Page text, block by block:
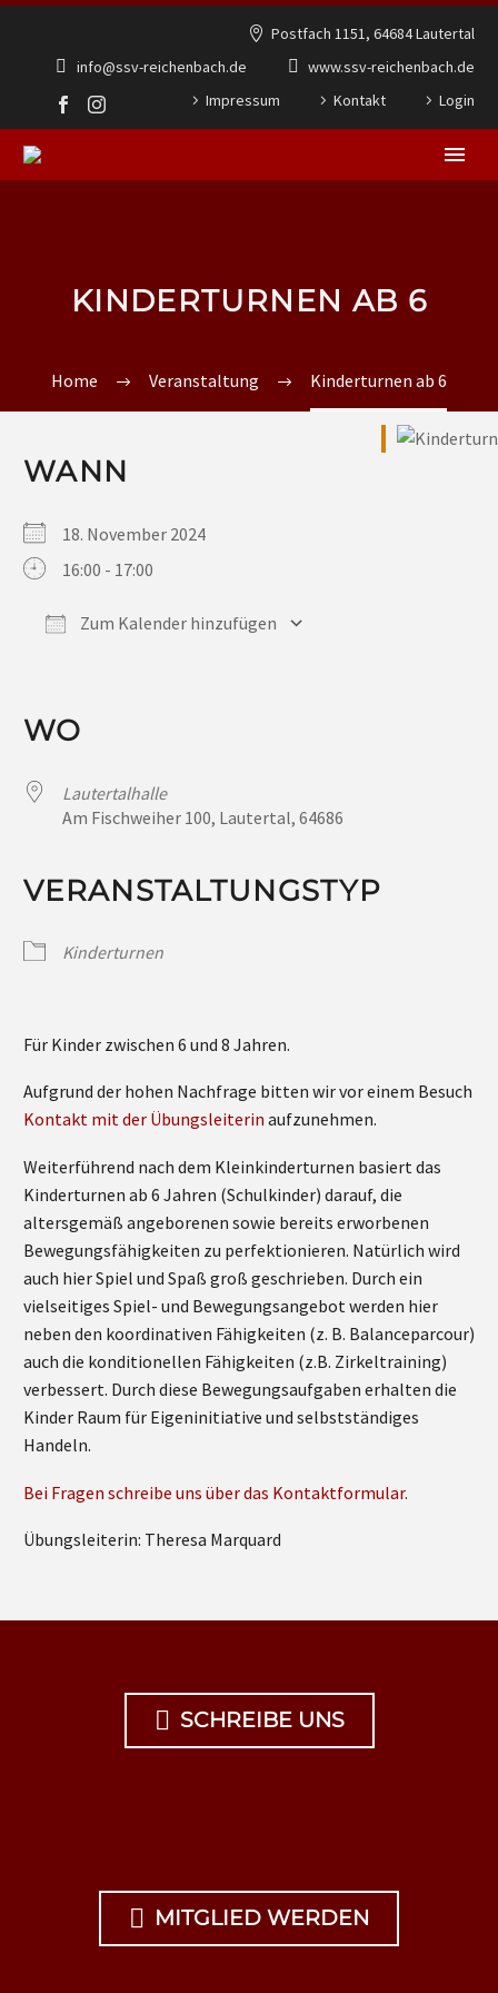
Postfach 1151, 64684 Lautertal
info@ssv-reichenbach.de
www.ssv-reichenbach.de
Impressum
Kontakt Login
KINDERTURNEN AB 6
Home Veranstaltung Kinderturnen ab 6
WANN
18. November 2024
16:00 - 17:00
Zum Kalender hinzufügen
WO
Lautertalhalle
Am Fischweiher 100, Lautertal, 64686
VERANSTALTUNGSTYP
Kinderturnen
Für Kinder zwischen 6 und 8 Jahren.
Aufgrund der hohen Nachfrage bitten wir vor einem Besuch
Kontakt mit der Übungsleiterin aufzunehmen.
Weiterführend nach dem Kleinkinderturnen basiert das
Kinderturnen ab 6 Jahren (Schulkinder) darauf, die
altersgemäß angeborenen sowie bereits erworbenen
Bewegungsfähigkeiten zu perfektionieren. Natürlich wird
auch hier Spiel und Spaß groß geschrieben. Durch ein
vielseitiges Spiel- und Bewegungsangebot werden hier
neben den koordinativen Fähigkeiten (z. B. Balanceparcour)
auch die konditionellen Fähigkeiten (z.B. Zirkeltraining)
verbessert. Durch diese Bewegungsaufgaben erhalten die
Kinder Raum für Eigeninitiative und selbstständiges
Handeln.
Bei Fragen schreibe uns über das Kontaktformular.
Übungsleiterin: Theresa Marquard
 SCHREIBE UNS
 MITGLIED WERDEN